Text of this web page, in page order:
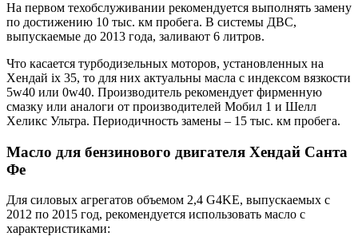
На первом техобслуживании рекомендуется выполнять замену
по достижению 10 тыс. км пробега. В системы ДВС,
выпускаемые до 2013 года, заливают 6 литров.
Что касается турбодизельных моторов, установленных на
Хендай ix 35, то для них актуальны масла с индексом вязкости
5w40 или 0w40. Производитель рекомендует фирменную
смазку или аналоги от производителей Мобил 1 и Шелл
Хеликс Ультра. Периодичность замены – 15 тыс. км пробега.
Масло для бензинового двигателя Хендай Санта
Фе
Для силовых агрегатов объемом 2,4 G4KE, выпускаемых с
2012 по 2015 год, рекомендуется использовать масло с
характеристиками: